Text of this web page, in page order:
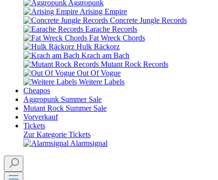
Aggropunk
Arising Empire
Concrete Jungle Records
Earache Records
Fat Wreck Chords
Hulk Räckorz
Krach am Bach
Mutant Rock Records
Out Of Vogue
Weitere Labels
Cheapos
Aggropunk Summer Sale
Mutant Rock Summer Sale
Vorverkauf
Tickets
Zur Kategorie Tickets
Alarmsignal